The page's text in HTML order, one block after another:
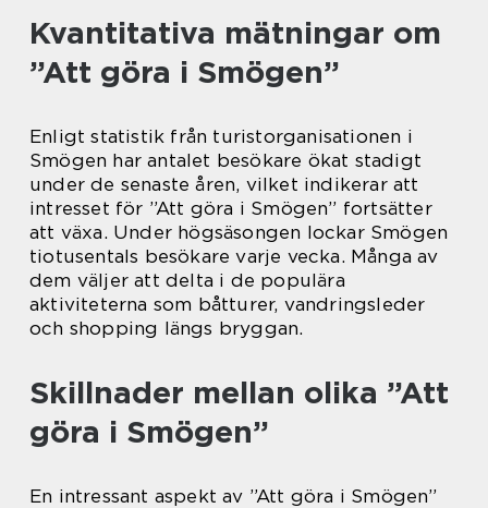
Kvantitativa mätningar om
”Att göra i Smögen”
Enligt statistik från turistorganisationen i
Smögen har antalet besökare ökat stadigt
under de senaste åren, vilket indikerar att
intresset för ”Att göra i Smögen” fortsätter
att växa. Under högsäsongen lockar Smögen
tiotusentals besökare varje vecka. Många av
dem väljer att delta i de populära
aktiviteterna som båtturer, vandringsleder
och shopping längs bryggan.
Skillnader mellan olika ”Att
göra i Smögen”
En intressant aspekt av ”Att göra i Smögen”